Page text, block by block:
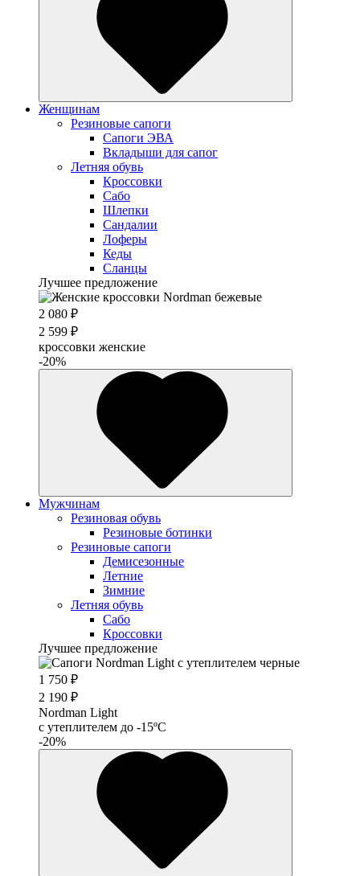
Женщинам
Резиновые сапоги
Cапоги ЭВА
Вкладыши для сапог
Летняя обувь
Кроссовки
Сабо
Шлепки
Сандалии
Лоферы
Кеды
Сланцы
Лучшее предложение
2 080 ₽
2 599 ₽
кроссовки женские
-20%
Мужчинам
Резиновая обувь
Резиновые ботинки
Резиновые сапоги
Демисезонные
Летние
Зимние
Летняя обувь
Сабо
Кроссовки
Лучшее предложение
1 750 ₽
2 190 ₽
Nordman Light
c утеплителем до -15ºС
-20%